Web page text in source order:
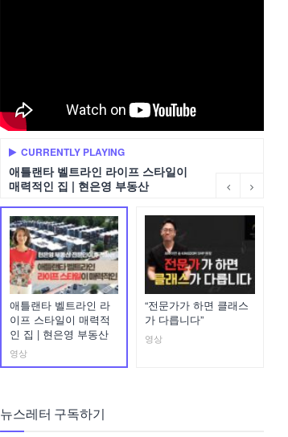
CURRENTLY PLAYING
애틀랜타 벨트라인 라이프 스타일이
매력적인 집 | 현은영 부동산
애틀랜타 벨트라인 라
이프 스타일이 매력적
인 집 | 현은영 부동산
영상
“전문가가 하면 클래스
가 다릅니다”
영상
뉴스레터 구독하기